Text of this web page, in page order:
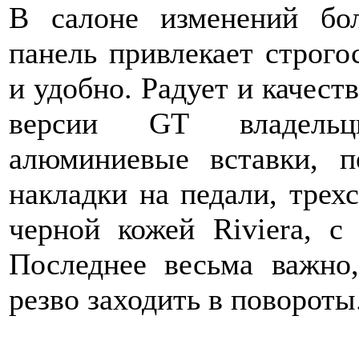
В салоне изменений
панель привлекает
и удобно. Радует и
версии GT
алюминиевые вставки,
накладки на педали,
черной кожей Riviera, с
Последнее весьма
резво заходить в